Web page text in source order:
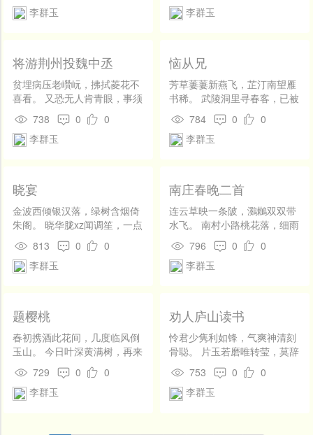
李群玉
李群玉
将游荆州投魏中丞
贫埋病压老巑岏，拂拭菱花不
喜看。 又恐无人肯青眼，事须
凭仗小还丹。
738 0
0
李群玉
恼从兄
芳草萋萋新燕飞，芷汀南望雁
书稀。 武陵洞里寻春客，已被
桃花迷不归。
784 0
0
李群玉
晓宴
金波西倾银汉落，绿树含烟倚
朱阁。 晓华胧xz闻调笙，一点
残灯隔罗幕。
813 0
0
李群玉
南庄春晚二首
连云草映一条陂，鸂鶒双双带
水飞。 南村小路桃花落，细雨
斜风独自归。 草暖沙长望去
舟，微茫烟浪向巴丘。 沅江寂
寂春归尽，水绿蘋香人自愁。
796 0
0
李群玉
题樱桃
春初携酒此花间，几度临风倒
玉山。 今日叶深黄满树，再来
惆怅不能攀。
729 0
0
李群玉
劝人庐山读书
怜君少隽利如锋，气爽神清刻
骨聪。 片玉若磨唯转莹，莫辞
云水入庐峰。
753 0
0
李群玉